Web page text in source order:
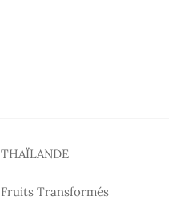
THAÏLANDE
Fruits Transformés